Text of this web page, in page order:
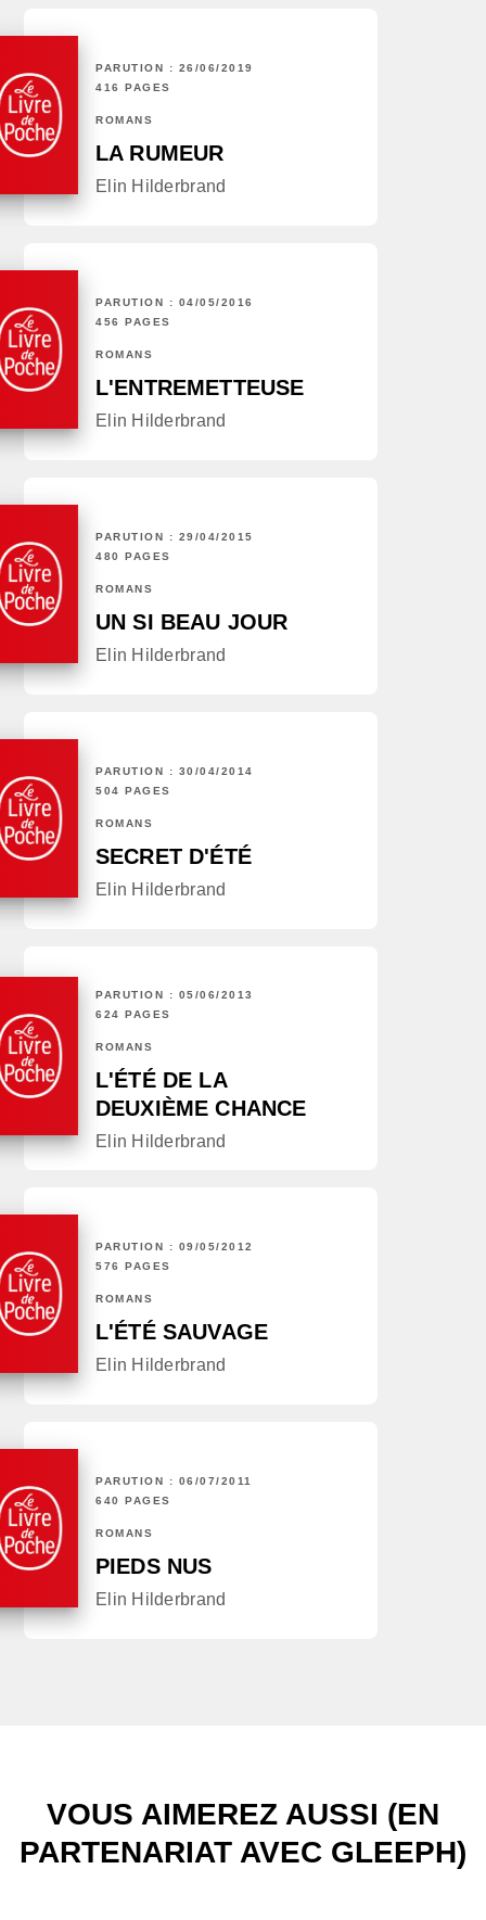
PARUTION : 26/06/2019
416 PAGES
ROMANS
LA RUMEUR
Elin Hilderbrand
PARUTION : 04/05/2016
456 PAGES
ROMANS
L'ENTREMETTEUSE
Elin Hilderbrand
PARUTION : 29/04/2015
480 PAGES
ROMANS
UN SI BEAU JOUR
Elin Hilderbrand
PARUTION : 30/04/2014
504 PAGES
ROMANS
SECRET D'ÉTÉ
Elin Hilderbrand
PARUTION : 05/06/2013
624 PAGES
ROMANS
L'ÉTÉ DE LA
DEUXIÈME CHANCE
Elin Hilderbrand
PARUTION : 09/05/2012
576 PAGES
ROMANS
L'ÉTÉ SAUVAGE
Elin Hilderbrand
PARUTION : 06/07/2011
640 PAGES
ROMANS
PIEDS NUS
Elin Hilderbrand
VOUS AIMEREZ AUSSI (EN
PARTENARIAT AVEC GLEEPH)